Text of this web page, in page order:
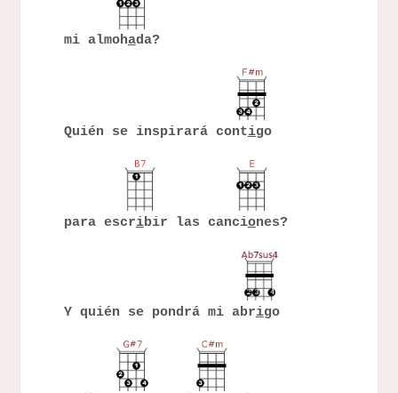
mi almohada?
Quién se inspirará contigo
para escribir las canciones?
Y quién se pondrá mi abrigo